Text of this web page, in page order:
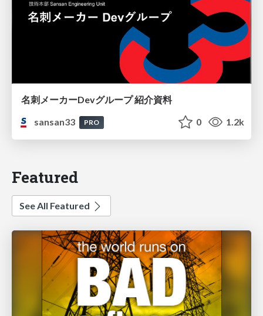
名刺メーカーDevグループ 紹介資料
sansan33
PRO 0 1.2k
Featured
See All Featured